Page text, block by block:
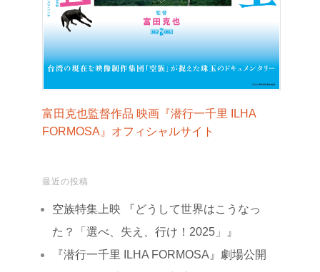
富田克也監督作品 映画『潜行一千里 ILHA
FORMOSA』オフィシャルサイト
最近の投稿
空族特集上映 『どうして世界はこうなっ
た？「選べ、失え、行け！2025」』
『潜行一千里 ILHA FORMOSA』劇場公開